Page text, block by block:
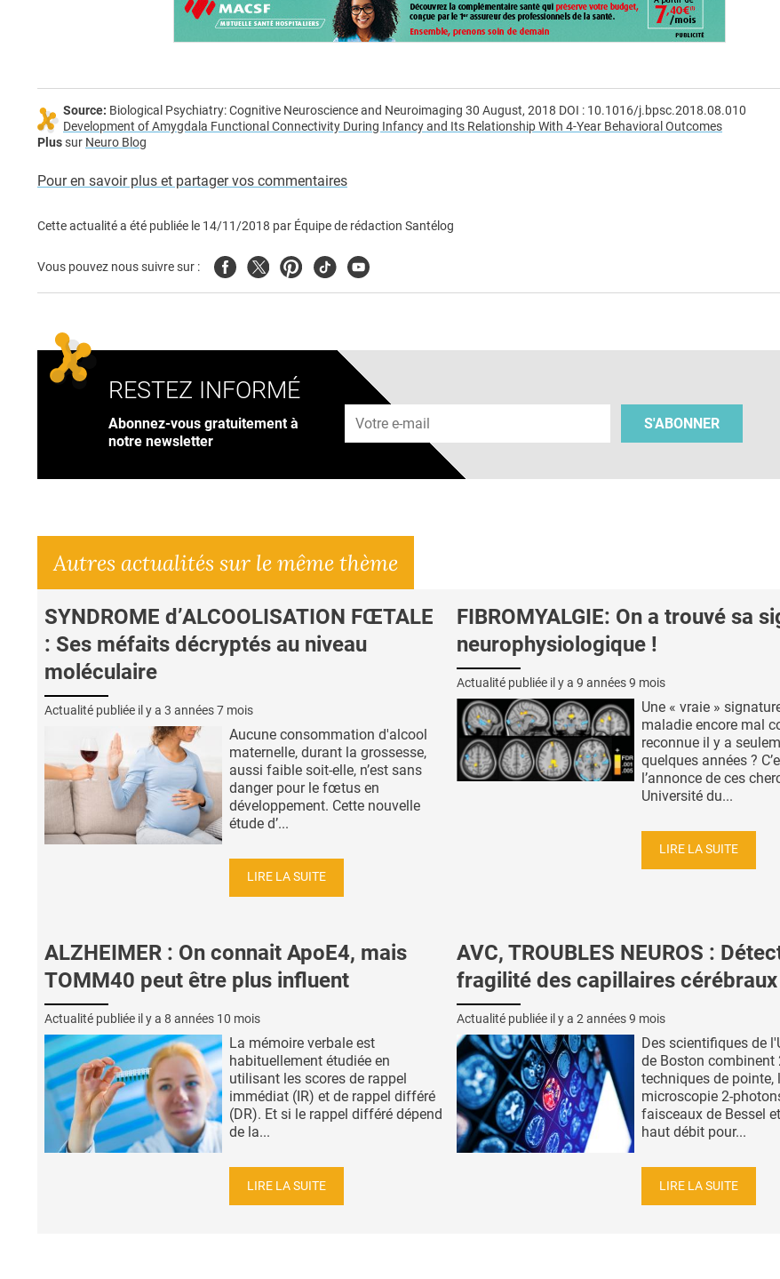
Source: Biological Psychiatry: Cognitive Neuroscience and Neuroimaging 30 August, 2018 DOI : 10.1016/j.bpsc.2018.08.010
Development of Amygdala Functional Connectivity During Infancy and Its Relationship With 4-Year Behavioral Outcomes
Plussur Neuro Blog
Pour en savoir plus et partager vos commentaires
Cette actualité a été publiée le 14/11/2018 par Équipe de rédaction Santélog
Vous pouvez nous suivre sur : FacebookTwitterPinterest
TiktokYoutube
RESTEZ INFORMÉ
Abonnez-vous gratuitement à
notre newsletter
Adresse e-mail
S'ABONNER
Autres actualités sur le même thème
SYNDROME d’ALCOOLISATION FŒTALE
: Ses méfaits décryptés au niveau
moléculaire
Actualité publiée il y a 3 années 7 mois
Aucune consommation d'alcool
maternelle, durant la grossesse,
aussi faible soit-elle, n’est sans
danger pour le fœtus en
développement. Cette nouvelle
étude d’...
LIRE LA SUITE
FIBROMYALGIE: On a trouvé sa
neurophysiologique !
Actualité publiée il y a 9 années 9 mois
Une « vraie »
maladie encore mal
reconnue il y a
quelques années ?
l’annonce de ces
Université du...
LIRE LA SUITE
ALZHEIMER : On connait ApoE4, mais
TOMM40 peut être plus influent
Actualité publiée il y a 8 années 10 mois
La mémoire verbale est
habituellement étudiée en
utilisant les scores de rappel
immédiat (IR) et de rappel différé
(DR). Et si le rappel différé dépend
de la...
LIRE LA SUITE
AVC, TROUBLES NEUROS :
fragilité des capillaires cérébraux
Actualité publiée il y a 2 années 9 mois
Des scientifiques de
de Boston combinent
techniques de pointe,
microscopie 2-
faisceaux de Bessel
haut débit pour...
LIRE LA SUITE